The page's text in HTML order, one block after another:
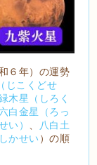
６年）の運勢
じこくどせ
木星（しろく
白金星（ろっ
い）
八白土
かせい ）の順